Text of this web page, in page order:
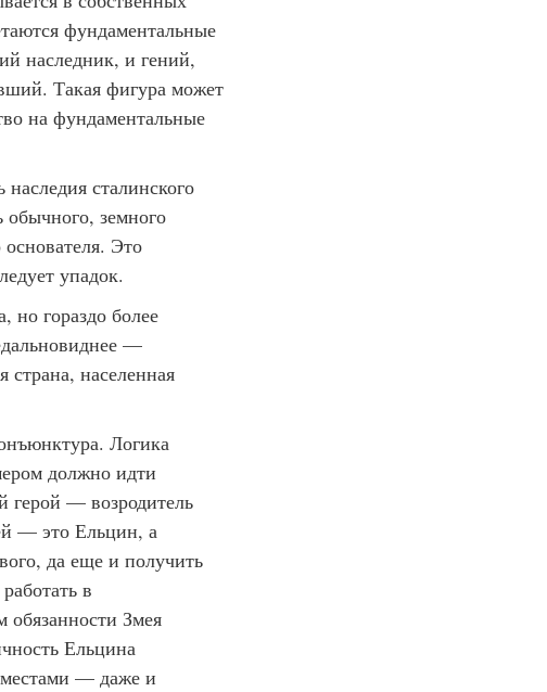
фундаментальные
наследник, и гений,
Такая фигура может
на фундаментальные
сталинского
земного
Это
упадок.
но гораздо более
—
страна, населенная
Логика
должно идти
герой — возродитель
— это Ельцин, а
да еще и получить
в
Змея
Ельцина
местами — даже и